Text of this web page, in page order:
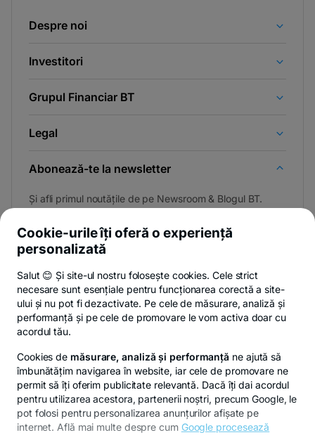
Despre noi
Investitori
Grupul Financiar BT
Legal
Abonează-te la newsletter
Și afli primul noutățile de pe Newsroom & Blogul BT.
Privacy HubPolitica de confidențialitatePolitica de cookies
© Copyright 2026 Banca Transilvania. Toate drepturile
rezervate.
Cookie-urile îți oferă o experiență
personalizată
Salut 😊 Și site-ul nostru folosește cookies. Cele strict
necesare sunt esențiale pentru funcționarea corectă a site-
ului și nu pot fi dezactivate. Pe cele de măsurare, analiză și
performanță și pe cele de promovare le vom activa doar cu
acordul tău.
Cookies de măsurare, analiză și performanță ne ajută să
îmbunătățim navigarea în website, iar cele de promovare ne
permit să îți oferim publicitate relevantă. Dacă îți dai acordul
pentru utilizarea acestora, partenerii noștri, precum Google, le
pot folosi pentru personalizarea anunțurilor afișate pe
internet. Află mai multe despre cum Google procesează